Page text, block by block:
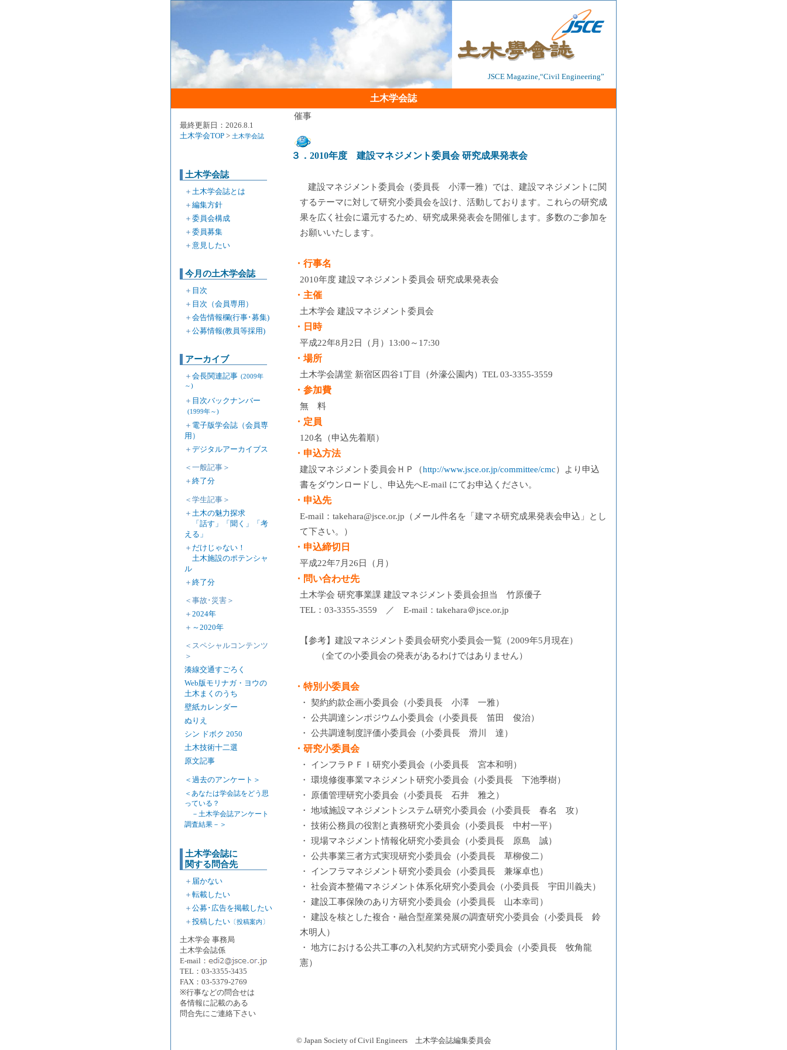
JSCE Magazine,“Civil Engineering”
土木学会誌
最終更新日：2026.8.1
土木学会TOP > 土木学会誌
土木学会誌
＋ 土木学会誌とは
＋ 編集方針
＋ 委員会構成
＋ 委員募集
＋ 意見したい
今月の土木学会誌
＋ 目次
＋ 目次（会員専用）
＋ 会告情報欄(行事･募集)
＋ 公募情報(教員等採用)
アーカイブ
＋ 会長関連記事 (2009年
～)
＋ 目次バックナンバー
(1999年～)
＋ 電子版学会誌（会員専
用）
＋ デジタルアーカイブス
＜一般記事＞
＋ 終了分
＜学生記事＞
＋ 土木の魅力探求
「話す」「聞く」「考
える」
＋ だけじゃない！
土木施設のポテンシャ
ル
＋ 終了分
＜事故･災害＞
＋ 2024年
＋ ～2020年
＜スペシャルコンテンツ
＞
湊線交通すごろく
Web版モリナガ・ヨウの
土木まくのうち
壁紙カレンダー
ぬりえ
シン ドボク 2050
土木技術十二選
原文記事
＜過去のアンケート＞
＜あなたは学会誌をどう思
っている？
－土木学会誌アンケート
調査結果－＞
土木学会誌に
関する問合先
＋ 届かない
＋ 転載したい
＋ 公募･広告を掲載したい
＋ 投稿したい 〔投稿案内〕
土木学会 事務局
土木学会誌係
E-mail：
TEL：03-3355-3435
FAX：03-5379-2769
※行事などの問合せは
各情報に記載のある
問合先にご連絡下さい
催事
３．2010年度 建設マネジメント委員会 研究成果発表会
建設マネジメント委員会（委員長 小澤一雅）では、建設マネジメントに関
するテーマに対して研究小委員会を設け、活動しております。これらの研究成
果を広く社会に還元するため、研究成果発表会を開催します。多数のご参加を
お願いいたします。
・行事名
2010年度 建設マネジメント委員会 研究成果発表会
・主催
土木学会 建設マネジメント委員会
・日時
平成22年8月2日（月）13:00～17:30
・場所
土木学会講堂 新宿区四谷1丁目（外濠公園内）TEL 03-3355-3559
・参加費
無 料
・定員
120名（申込先着順）
・申込方法
建設マネジメント委員会ＨＰ（http://www.jsce.or.jp/committee/cmc）より申込
書をダウンロードし、申込先へE-mail にてお申込ください。
・申込先
E-mail：takehara@jsce.or.jp（メール件名を「建マネ研究成果発表会申込」とし
て下さい。）
・申込締切日
平成22年7月26日（月）
・問い合わせ先
土木学会 研究事業課 建設マネジメント委員会担当 竹原優子
TEL：03-3355-3559 ／ E-mail：takehara＠jsce.or.jp
【参考】建設マネジメント委員会研究小委員会一覧（2009年5月現在）
（全ての小委員会の発表があるわけではありません）
・特別小委員会
・ 契約約款企画小委員会（小委員長 小澤 一雅）
・ 公共調達シンポジウム小委員会（小委員長 笛田 俊治）
・ 公共調達制度評価小委員会（小委員長 滑川 達）
・研究小委員会
・ インフラＰＦＩ研究小委員会（小委員長 宮本和明）
・ 環境修復事業マネジメント研究小委員会（小委員長 下池季樹）
・ 原価管理研究小委員会（小委員長 石井 雅之）
・ 地域施設マネジメントシステム研究小委員会（小委員長 春名 攻）
・ 技術公務員の役割と責務研究小委員会（小委員長 中村一平）
・ 現場マネジメント情報化研究小委員会（小委員長 原島 誠）
・ 公共事業三者方式実現研究小委員会（小委員長 草柳俊二）
・ インフラマネジメント研究小委員会（小委員長 兼塚卓也）
・ 社会資本整備マネジメント体系化研究小委員会（小委員長 宇田川義夫）
・ 建設工事保険のあり方研究小委員会（小委員長 山本幸司）
・ 建設を核とした複合・融合型産業発展の調査研究小委員会（小委員長 鈴
木明人）
・ 地方における公共工事の入札契約方式研究小委員会（小委員長 牧角龍
憲）
© Japan Society of Civil Engineers 土木学会誌編集委員会